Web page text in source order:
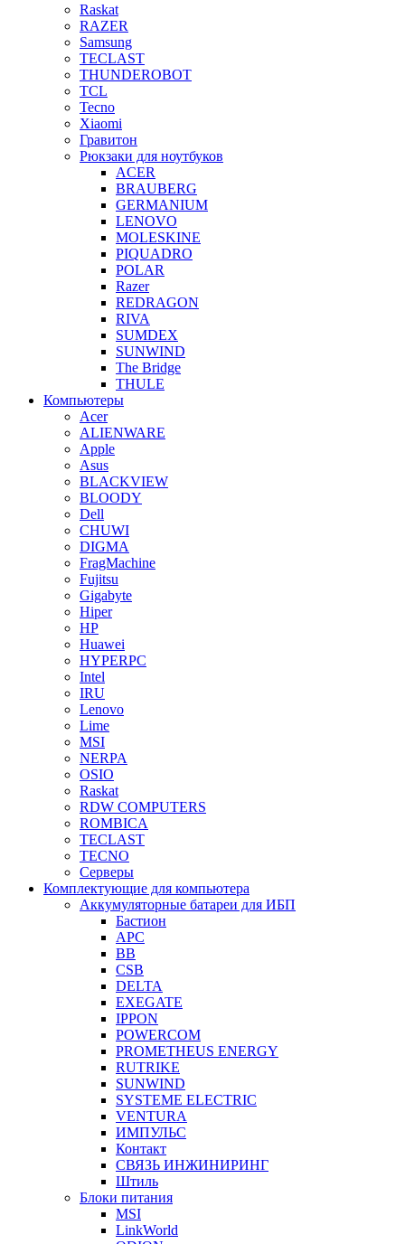
Raskat
RAZER
Samsung
TECLAST
THUNDEROBOT
TCL
Tecno
Xiaomi
Гравитон
Рюкзаки для ноутбуков
ACER
BRAUBERG
GERMANIUM
LENOVO
MOLESKINE
PIQUADRO
POLAR
Razer
REDRAGON
RIVA
SUMDEX
SUNWIND
The Bridge
THULE
Компьютеры
Acer
ALIENWARE
Apple
Asus
BLACKVIEW
BLOODY
Dell
CHUWI
DIGMA
FragMachine
Fujitsu
Gigabyte
Hiper
HP
Huawei
HYPERPC
Intel
IRU
Lenovo
Lime
MSI
NERPA
OSIO
Raskat
RDW COMPUTERS
ROMBICA
TECLAST
TECNO
Серверы
Комплектующие для компьютера
Аккумуляторные батареи для ИБП
Бастион
APC
BB
CSB
DELTA
EXEGATE
IPPON
POWERCOM
PROMETHEUS ENERGY
RUTRIKE
SUNWIND
SYSTEME ELECTRIC
VENTURA
ИМПУЛЬС
Контакт
СВЯЗЬ ИНЖИНИРИНГ
Штиль
Блоки питания
MSI
LinkWorld